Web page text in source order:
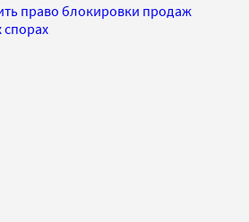
право блокировки продаж
спорах